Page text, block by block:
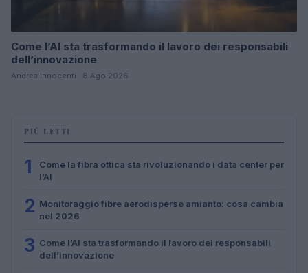
Come l’AI sta trasformando il lavoro dei responsabili
dell’innovazione
Andrea Innocenti · 8 Ago 2026
PIÙ LETTI
1
Come la fibra ottica sta rivoluzionando i data center per
l’AI
2 Monitoraggio fibre aerodisperse amianto: cosa cambia
nel 2026
3 Come l’AI sta trasformando il lavoro dei responsabili
dell’innovazione